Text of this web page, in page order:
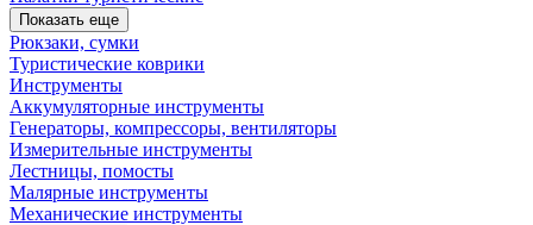
Показать еще
Рюкзаки, сумки
Туристические коврики
Инструменты
Аккумуляторные инструменты
Генераторы, компрессоры, вентиляторы
Измерительные инструменты
Лестницы, помосты
Малярные инструменты
Механические инструменты